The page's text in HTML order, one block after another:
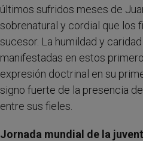
últimos sufridos meses de
sobrenatural y cordial que los
sucesor. La humildad y
manifestadas en estos
expresión doctrinal en su
signo fuerte de la presencia
entre sus fieles.
Jornada mundial de la